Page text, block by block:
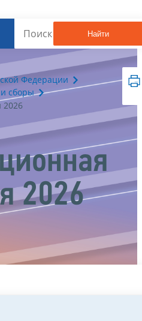
Найти
Федерации
сборы
2026
2026